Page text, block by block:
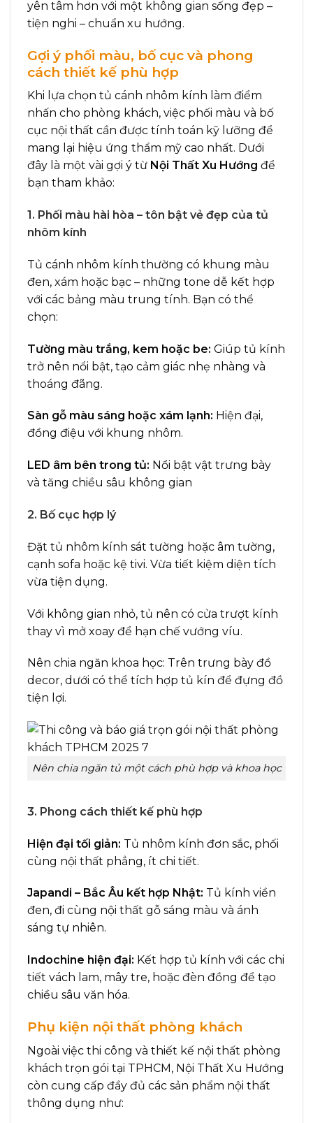
yên tâm hơn với một không gian sống đẹp –
tiện nghi – chuẩn xu hướng.
Gợi ý phối màu, bố cục và phong
cách thiết kế phù hợp
Khi lựa chọn tủ cánh nhôm kính làm điểm
nhấn cho phòng khách, việc phối màu và bố
cục nội thất cần được tính toán kỹ lưỡng để
mang lại hiệu ứng thẩm mỹ cao nhất. Dưới
đây là một vài gợi ý từ Nội Thất Xu Hướng để
bạn tham khảo:
1. Phối màu hài hòa – tôn bật vẻ đẹp của tủ
nhôm kính
Tủ cánh nhôm kính thường có khung màu
đen, xám hoặc bạc – những tone dễ kết hợp
với các bảng màu trung tính. Bạn có thể
chọn:
Tường màu trắng, kem hoặc be: Giúp tủ kính
trở nên nổi bật, tạo cảm giác nhẹ nhàng và
thoáng đãng.
Sàn gỗ màu sáng hoặc xám lạnh: Hiện đại,
đồng điệu với khung nhôm.
LED âm bên trong tủ: Nổi bật vật trưng bày
và tăng chiều sâu không gian
2. Bố cục hợp lý
Đặt tủ nhôm kính sát tường hoặc âm tường,
cạnh sofa hoặc kệ tivi. Vừa tiết kiệm diện tích
vừa tiện dụng.
Với không gian nhỏ, tủ nên có cửa trượt kính
thay vì mở xoay để hạn chế vướng víu.
Nên chia ngăn khoa học: Trên trưng bày đồ
decor, dưới có thể tích hợp tủ kín để đựng đồ
tiện lợi.
Nên chia ngăn tủ một cách phù hợp và khoa học
3. Phong cách thiết kế phù hợp
Hiện đại tối giản: Tủ nhôm kính đơn sắc, phối
cùng nội thất phẳng, ít chi tiết.
Japandi – Bắc Âu kết hợp Nhật: Tủ kính viền
đen, đi cùng nội thất gỗ sáng màu và ánh
sáng tự nhiên.
Indochine hiện đại: Kết hợp tủ kính với các chi
tiết vách lam, mây tre, hoặc đèn đồng để tạo
chiều sâu văn hóa.
Phụ kiện nội thất phòng khách
Ngoài việc thi công và thiết kế nội thất phòng
khách trọn gói tại TPHCM, Nội Thất Xu Hướng
còn cung cấp đầy đủ các sản phẩm nội thất
thông dụng như: